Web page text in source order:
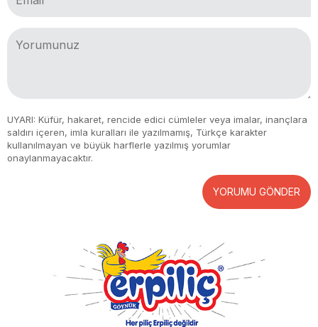
UYARI: Küfür, hakaret, rencide edici cümleler veya imalar, inançlara
saldırı içeren, imla kuralları ile yazılmamış, Türkçe karakter
kullanılmayan ve büyük harflerle yazılmış yorumlar
onaylanmayacaktır.
YORUMU GÖNDER